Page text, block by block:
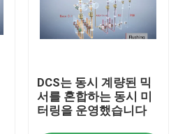
DCS는 동시 계량된 믹
서를 혼합하는 동시 미
터링을 운영했습니다